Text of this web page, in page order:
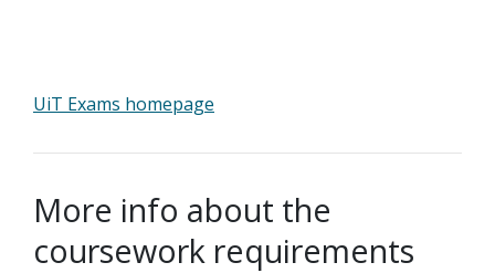
UiT Exams homepage
More info about the
coursework requirements